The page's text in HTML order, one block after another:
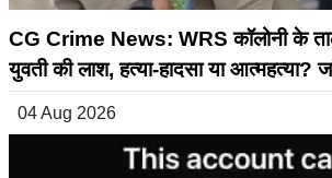
CG Crime News: WRS कॉलोनी के
युवती की लाश, हत्या-हादसा या आत्महत्या?
04 Aug 2026